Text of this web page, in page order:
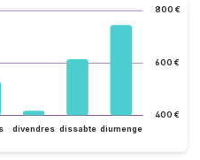
400 €
600 €
800 €
divendres dissabte diumenge